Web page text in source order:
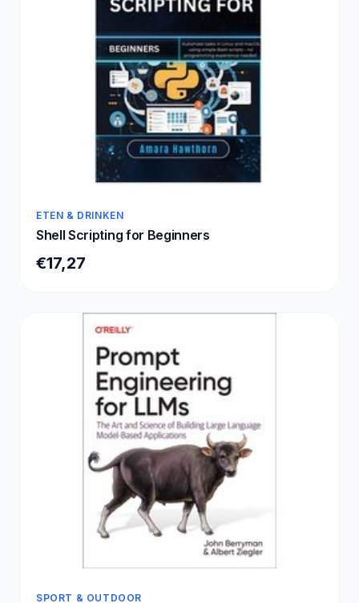
ETEN & DRINKEN
Shell Scripting for Beginners
€17,27
SPORT & OUTDOOR